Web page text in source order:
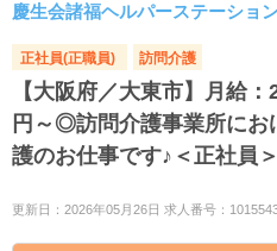
慶生会諸福ヘルパーステーショ
正社員(正職員) 訪問介護
【大阪府／大東市】月給：
円～◎訪問介護事業所にお
護のお仕事です♪＜正社員＞
更新日：2026年05月26日 求人番号：